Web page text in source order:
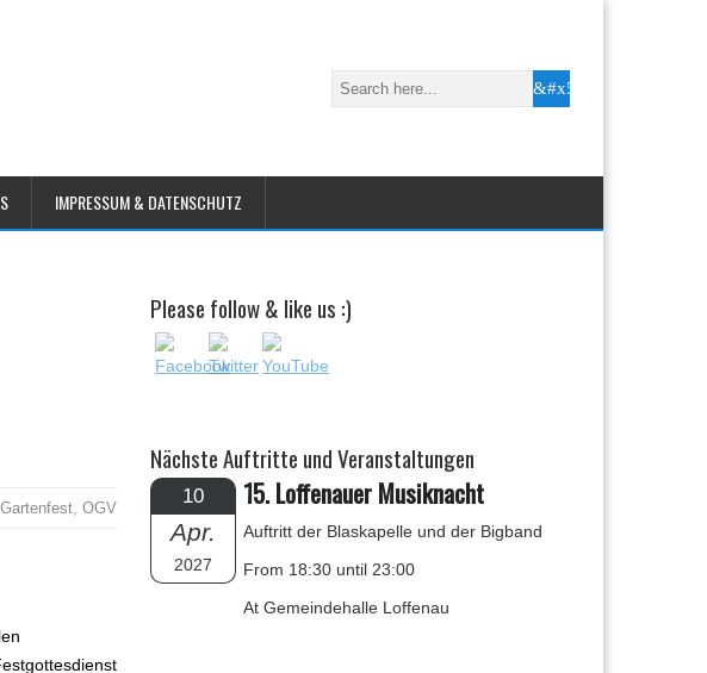
IMPRESSUM & DATENSCHUTZ
Gartenfest, OGV
Please follow & like us :)
Nächste Auftritte und Veranstaltungen
10
Apr.
2027
15. Loffenauer Musiknacht
Auftritt der Blaskapelle und der Bigband
From 18:30 until 23:00
At Gemeindehalle Loffenau